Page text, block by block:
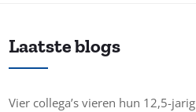
Laatste blogs
Vier collega’s vieren hun 12,5-jarig